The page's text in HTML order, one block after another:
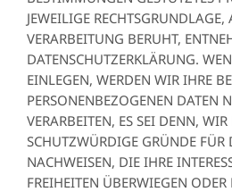
JEWEILIGE
VERARBEITUNG BERUHT,
DATENSCHUTZERKLÄRUNG.
EINLEGEN, WERDEN WIR IHRE
PERSONENBEZOGENEN DATEN
VERARBEITEN, ES SEI DENN,
SCHUTZWÜRDIGE GRÜNDE FÜR
NACHWEISEN, DIE IHRE
FREIHEITEN ÜBERWIEGEN